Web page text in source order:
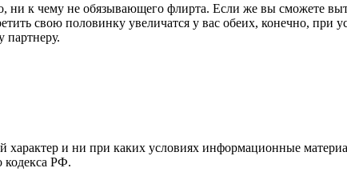
ни к чему не обязывающего флирта. Если же вы сможете
свою половинку увеличатся у вас обеих, конечно, при
партнеру.
и ни при каких условиях информационные
кодекса РФ.